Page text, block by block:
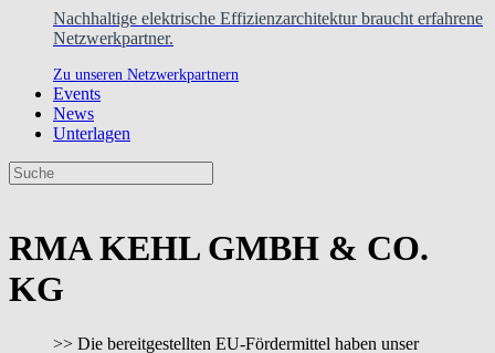
Nachhaltige elektrische Effizienzarchitektur braucht erfahrene
Netzwerkpartner.
Zu unseren Netzwerkpartnern
Events
News
Unterlagen
RMA KEHL GMBH & CO.
KG
>> Die bereitgestellten EU-Fördermittel haben unser